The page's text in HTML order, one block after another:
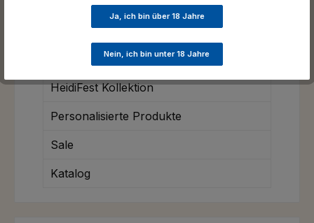
Geschenkpakete
Oktoberfest
HeidiFest Kollektion
Personalisierte Produkte
Sale
Katalog
Ja, ich bin über 18 Jahre
Nein, ich bin unter 18 Jahre